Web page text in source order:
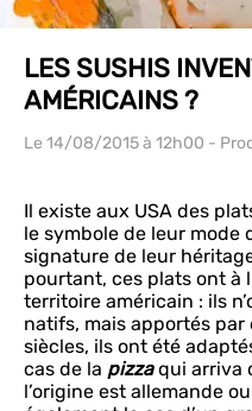
LES SUSHIS
AMÉRICAINS ?
Le 14/08/2015à 12h00 -
Il existe aux USA des
le symbole de leur mode
signature de leur
pourtant, ces plats ont à
territoire américain : ils
natifs, mais apportés
siècles, ils ont été
cas de la pizzaqui arriva
l’origine est allemande